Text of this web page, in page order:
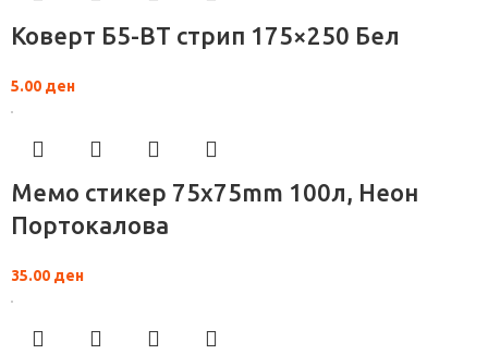
Коверт Б5-ВТ стрип 175×250 Бел
5.00 ден
Мемо стикер 75x75mm 100л, Неон
Портокалова
35.00 ден